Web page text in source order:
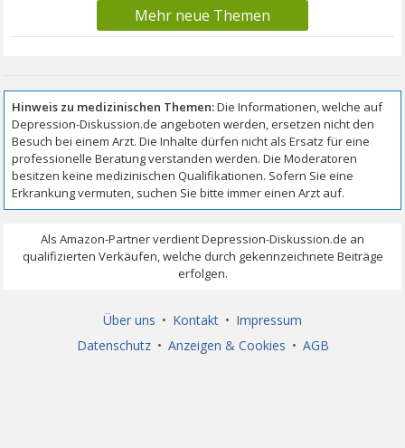
Mehr neue Themen
Über uns • Kontakt • Impressum
Datenschutz • Anzeigen & Cookies • AGB